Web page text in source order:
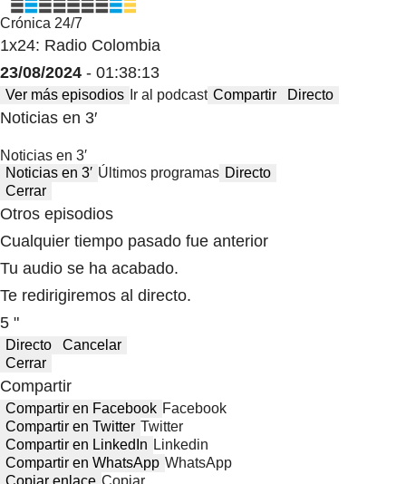
Crónica 24/7
1x24: Radio Colombia
23/08/2024 - 01:38:13
Ver más episodios Ir al podcast Compartir Directo
Noticias en 3′
Noticias en 3′
Noticias en 3′ Últimos programas Directo
Cerrar
Otros episodios
Cualquier tiempo pasado fue anterior
Tu audio se ha acabado.
Te redirigiremos al directo.
5 "
Directo
Cancelar
Cerrar
Compartir
Compartir en Facebook Facebook
Compartir en Twitter Twitter
Compartir en LinkedIn Linkedin
Compartir en WhatsApp WhatsApp